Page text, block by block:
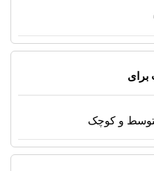
برای
متوسط و کوچک